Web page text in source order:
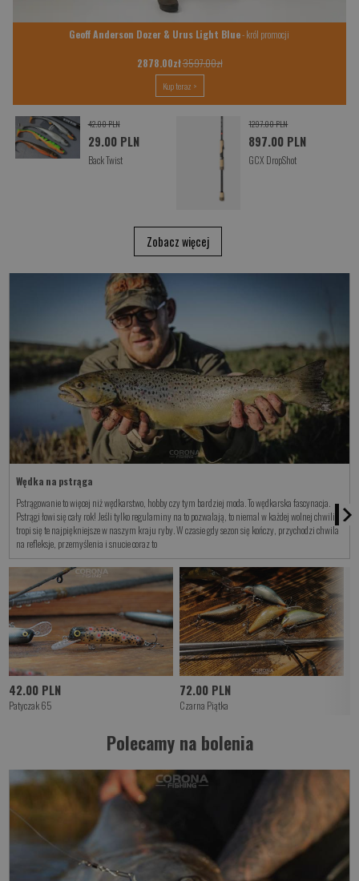
Geoff Anderson Dozer & Urus Light Blue- król promocji
2878.00zł3597.00zł
Kup teraz >
42.00 PLN
29.00 PLN
Back Twist
1297.00 PLN
897.00 PLN
GCX DropShot
Zobacz więcej
Wędka na pstrąga
Pstrągowanie to więcej niż wędkarstwo, hobby czy tym bardziej moda. To wędkarska fascynacja.
Pstrągi łowi się cały rok! Jeśli tylko regulaminy na to pozwalają, to niemal w każdej wolnej chwili
tropi się te najpiękniejsze w naszym kraju ryby. W czasie gdy sezon się kończy, przychodzi chwila
na refleksje, przemyślenia i snucie coraz to
42.00 PLN
Patyczak 65
72.00 PLN
Czarna Piątka
Polecamy na bolenia